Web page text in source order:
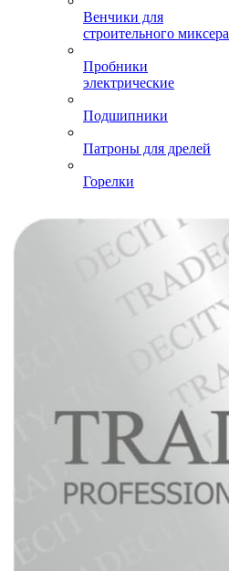
Венчики для
строительного миксера
Пробники
электрические
Подшипники
Патроны для дрелей
Горелки